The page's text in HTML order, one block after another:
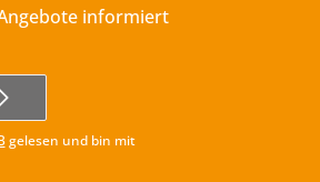
informiert
gelesen und bin mit